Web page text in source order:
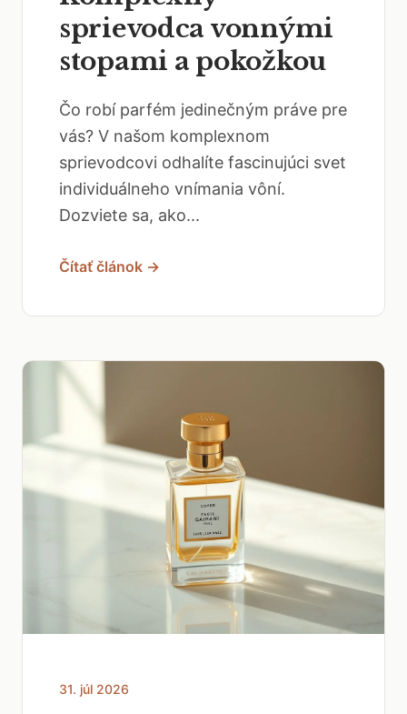
sprievodca vonnými
stopami a pokožkou
Čo robí parfém jedinečným práve pre
vás? V našom komplexnom
sprievodcovi odhalíte fascinujúci svet
individuálneho vnímania vôní.
Dozviete sa, ako...
Čítať článok →
31. júl 2026